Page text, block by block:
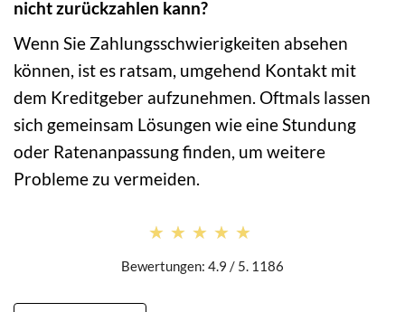
nicht zurückzahlen kann?
Wenn Sie Zahlungsschwierigkeiten absehen
können, ist es ratsam, umgehend Kontakt mit
dem Kreditgeber aufzunehmen. Oftmals lassen
sich gemeinsam Lösungen wie eine Stundung
oder Ratenanpassung finden, um weitere
Probleme zu vermeiden.
★★★★★
★★★★★
Bewertungen: 4.9 / 5. 1186